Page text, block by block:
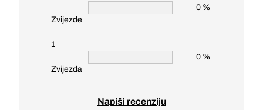
Zvijezde
0 %
1
Zvijezda
0 %
Napiši recenziju